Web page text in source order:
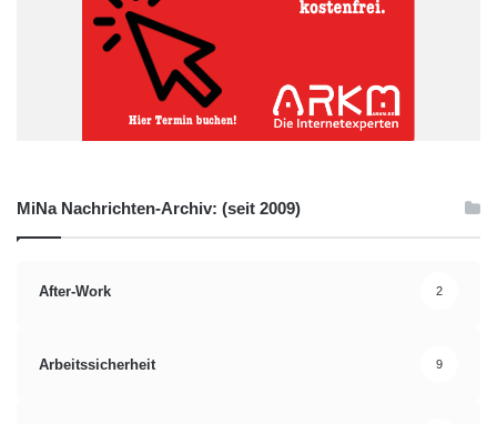
MiNa Nachrichten-Archiv: (seit 2009)
After-Work 2
Arbeitssicherheit 9